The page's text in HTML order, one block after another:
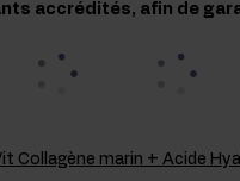
accrédités, afin de
Collagène marin + Acide